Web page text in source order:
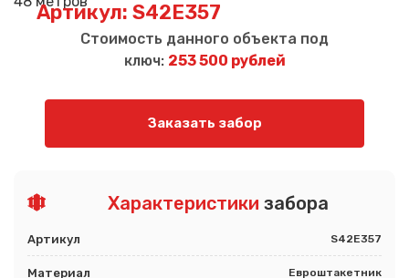
Артикул: S42E357
Стоимость данного объекта под
ключ: 253 500 рублей
Заказать забор
Характеристики забора
Артикул S42E357
Материал Евроштакетник